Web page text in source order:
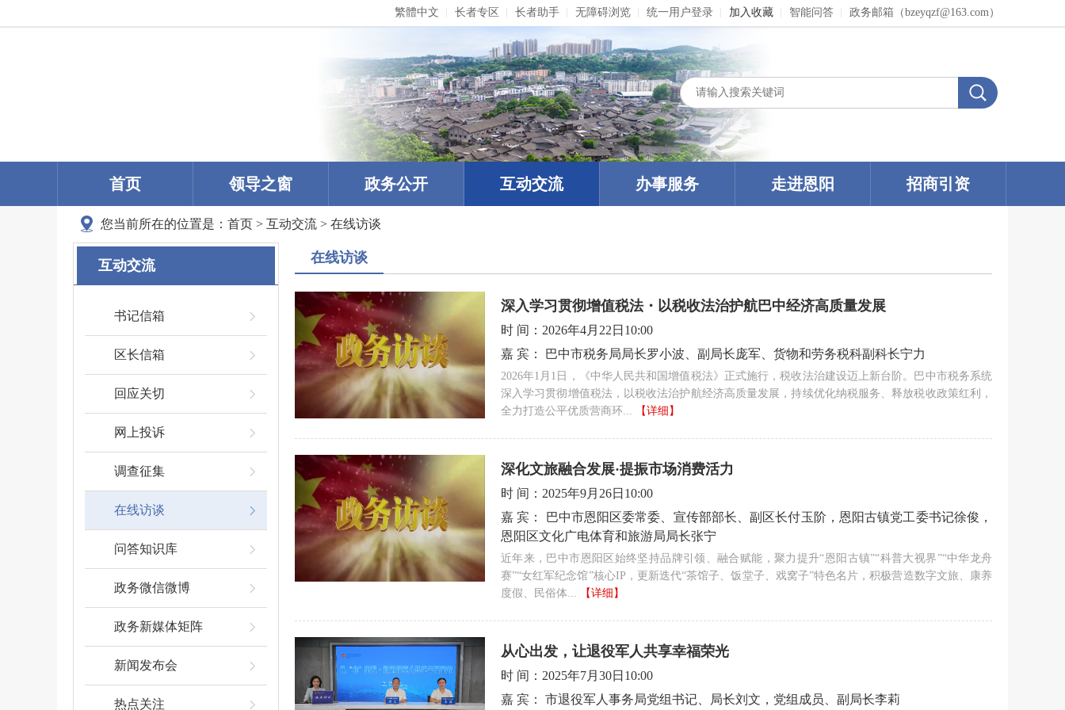
繁體中文 长者专区 长者助手 无障碍浏览 统一用户登录 加入收藏 智能问答 政务邮箱（bzeyqzf@163.com）
首页 领导之窗 政务公开 互动交流 办事服务 走进恩阳 招商引资
您当前所在的位置是： 首页 > 互动交流 > 在线访谈
互动交流
书记信箱
区长信箱
回应关切
网上投诉
调查征集
在线访谈
问答知识库
政务微信微博
政务新媒体矩阵
新闻发布会
热点关注
在线访谈
深入学习贯彻增值税法・以税收法治护航巴中经济高质量发展
时 间： 2026年4月22日10:00
嘉 宾：
巴中市税务局局长罗小波、副局长庞军、货物和劳务税科副科长宁力
2026年1月1日，《中华人民共和国增值税法》正式施行，税收法治建设迈上新台阶。巴中市税务系统
深入学习贯彻增值税法，以税收法治护航经济高质量发展，持续优化纳税服务、释放税收政策红利，
全力打造公平优质营商环...
【详细】
深化文旅融合发展·提振市场消费活力
时 间： 2025年9月26日10:00
嘉 宾：
巴中市恩阳区委常委、宣传部部长、副区长付玉阶，恩阳古镇党工委书记徐俊，
恩阳区文化广电体育和旅游局局长张宁
近年来，巴中市恩阳区始终坚持品牌引领、融合赋能，聚力提升“恩阳古镇”“科普大视界”“中华龙舟
赛”“女红军纪念馆”核心IP，更新迭代“茶馆子、饭堂子、戏窝子”特色名片，积极营造数字文旅、康养
度假、民俗体...
【详细】
从心出发，让退役军人共享幸福荣光
时 间： 2025年7月30日10:00
嘉 宾：
市退役军人事务局党组书记、局长刘文，党组成员、副局长李莉